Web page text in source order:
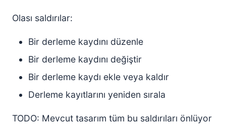
Olası saldırılar:
Bir derleme kaydını düzenle
Bir derleme kaydını değiştir
Bir derleme kaydı ekle veya kaldır
Derleme kayıtlarını yeniden sırala
TODO: Mevcut tasarım tüm bu saldırıları önlüyor